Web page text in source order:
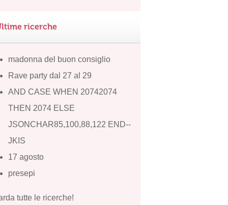
ricerche
madonna del buon consiglio
Rave party dal 27 al 29
AND CASE WHEN 20742074
THEN 2074 ELSE
JSONCHAR85,100,88,122 END--
JKIS
17 agosto
presepi
tutte le ricerche!